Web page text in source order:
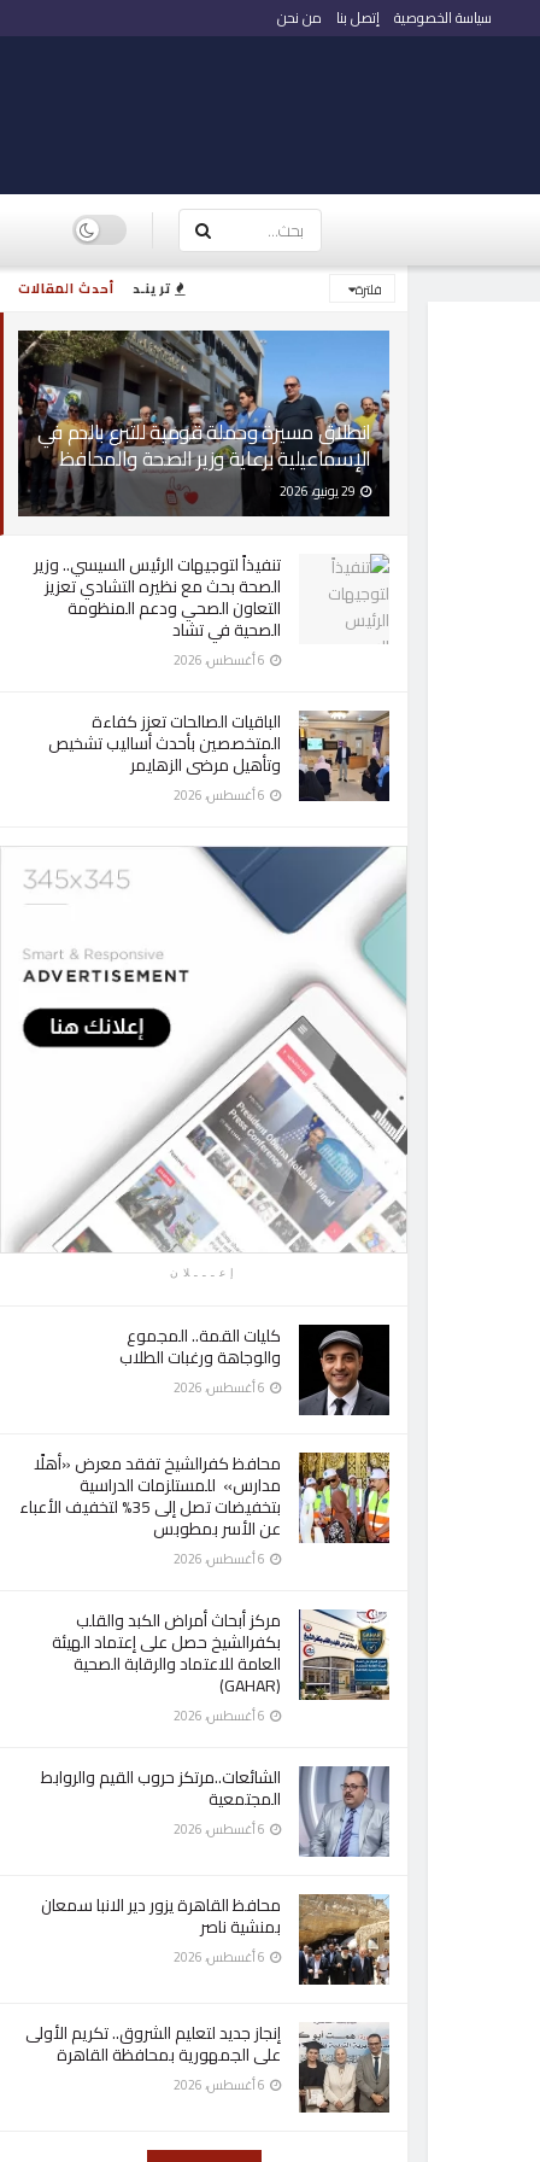
أحدث المقالات ترينـد فلترة
انطلاق مسيرة وحملة قومية للتبرع بالدم في
الإسماعيلية برعاية وزير الصحة والمحافظ
تنفيذاً لتوجيهات الرئيس السيسي.. وزير
الصحة بحث مع نظيره التشادي تعزيز
التعاون الصحي ودعم المنظومة
الصحية في تشاد
الباقيات الصالحات تعزز كفاءة
المتخصصين بأحدث أساليب تشخيص
وتأهيل مرضى الزهايمر
إعـــلان
كليات القمة.. المجموع
والوجاهة ورغبات الطلاب
محافظ كفرالشيخ تفقد معرض «أهلًا
مدارس» للمستلزمات الدراسية
بتخفيضات تصل إلى 35% لتخفيف الأعباء
عن الأسر بمطوبس
مركز أبحاث أمراض الكبد والقلب
بكفرالشيخ حصل على إعتماد الهيئة
العامة للاعتماد والرقابة الصحية
(GAHAR)
الشائعات..مرتكز حروب القيم والروابط
المجتمعية
محافظ القاهرة يزور دير الانبا سمعان
بمنشية ناصر
إنجاز جديد لتعليم الشروق.. تكريم الأولى
على الجمهورية بمحافظة القاهرة
سياسة الخصوصية إتصل بنا من نحن